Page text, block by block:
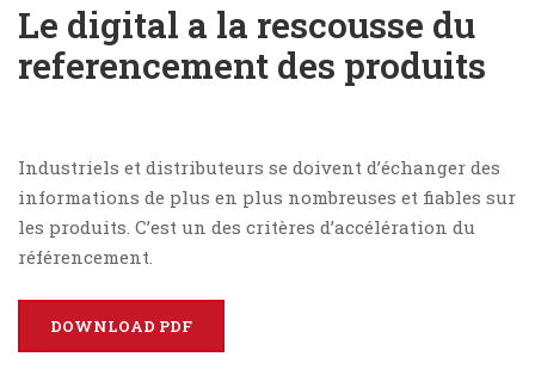
Le digital a la rescousse du
referencement des produits
Industriels et distributeurs se doivent d’échanger des
informations de plus en plus nombreuses et fiables sur
les produits. C’est un des critères d’accélération du
référencement.
DOWNLOAD PDF